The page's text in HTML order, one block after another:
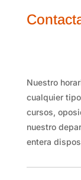
Nuestro
cualquier
cursos,
nuestro
entera